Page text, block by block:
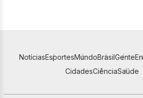
NotíciasEsportesMundoBrasilGente
CidadesCiênciaSaúde